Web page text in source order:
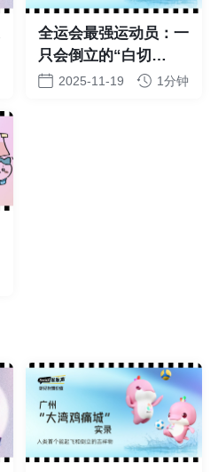
全运会最强运动员：一
只会倒立的“白切
鸡”？2025-11-19 1分钟